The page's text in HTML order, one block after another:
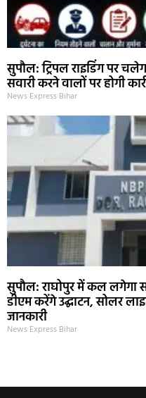
सुपौल: ट्रिपल राइडिंग पर
सवारी करने वालों पर होगी
News Express Bihar
सुपौल: राघोपुर में कल लगेगा
डीएम करेंगे उद्घाटन, सोलर
जानकारी
News Express Bihar